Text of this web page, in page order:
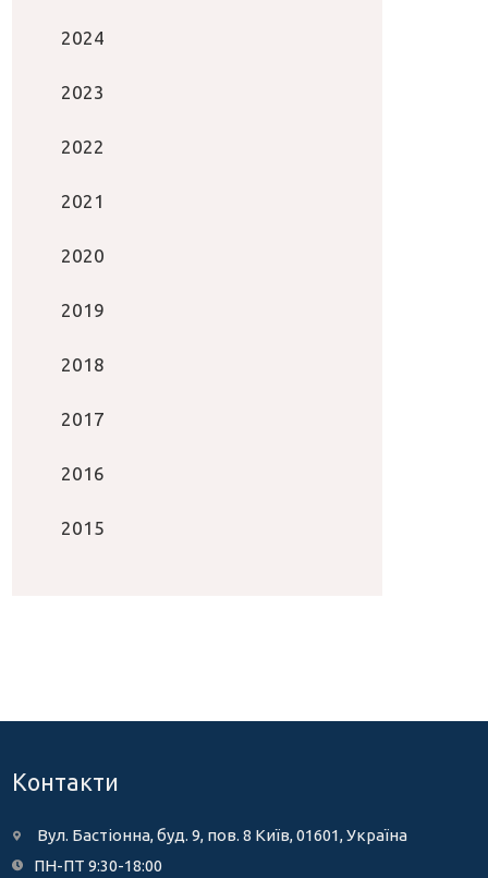
2024
2023
2022
2021
2020
2019
2018
2017
2016
2015
Контакти
Вул. Бастіонна, буд. 9, пов. 8 Київ, 01601, Україна
ПН-ПТ 9:30-18:00